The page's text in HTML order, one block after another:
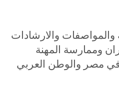
والمواصفات والارشادات
وممارسة المهنة
في مصر والوطن العربي